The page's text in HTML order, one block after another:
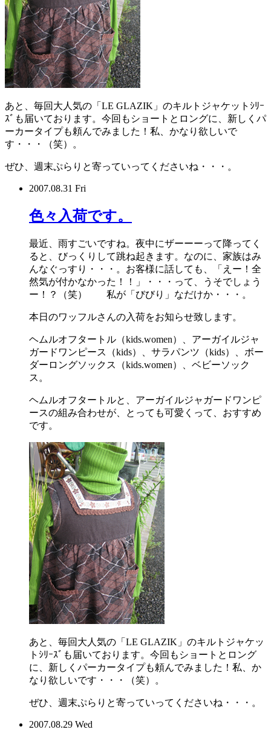
あと、毎回大人気の「LE GLAZIK」のキルトジャケットｼﾘｰ
ｽﾞも届いております。今回もショートとロングに、新しくパ
ーカータイプも頼んでみました！私、かなり欲しいで
す・・・（笑）。
ぜひ、週末ぷらりと寄っていってくださいね・・・。
2007.08.31 Fri
色々入荷です。
最近、雨すごいですね。夜中にザーーーって降ってく
ると、びっくりして跳ね起きます。なのに、家族はみ
んなぐっすり・・・。お客様に話しても、「えー！全
然気が付かなかった！！」・・・って、うそでしょう
ー！？（笑） 私が「びびり」なだけか・・・。
本日のワッフルさんの入荷をお知らせ致します。
ヘムルオフタートル（kids.women）、アーガイルジャ
ガードワンピース（kids）、サラパンツ（kids）、ボー
ダーロングソックス（kids.women）、ベビーソック
ス。
ヘムルオフタートルと、アーガイルジャガードワンピ
ースの組み合わせが、とっても可愛くって、おすすめ
です。
あと、毎回大人気の「LE GLAZIK」のキルトジャケッ
トｼﾘｰｽﾞも届いております。今回もショートとロング
に、新しくパーカータイプも頼んでみました！私、か
なり欲しいです・・・（笑）。
ぜひ、週末ぷらりと寄っていってくださいね・・・。
2007.08.29 Wed